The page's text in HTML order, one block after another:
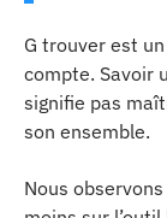
G trouver est
compte. Savoir
signifie pas
son ensemble.
Nous